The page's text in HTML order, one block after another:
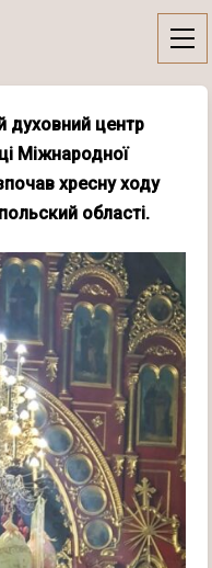
духовний центр
Міжнародної
хресну ходу
області.